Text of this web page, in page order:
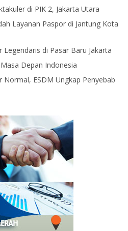
di PIK 2, Jakarta Utara
Layanan Paspor di Jantung Kota
di Pasar Baru Jakarta
Depan Indonesia
ESDM Ungkap Penyebab